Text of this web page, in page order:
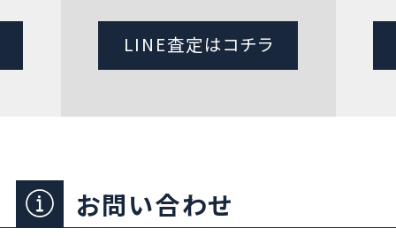
LINE査定はコチラ
お問い合わせ